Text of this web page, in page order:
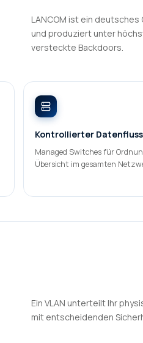
LANCOM ist ein
und produziert unter
versteckte Backdoors.
Kontrollierter Datenfluss
Managed Switches für
Übersicht im gesamten
Ein VLAN unterteilt Ihr
mit entscheidenden